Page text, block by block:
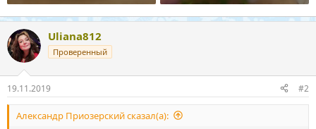
Uliana812
Проверенный
19.11.2019 #2
Александр Приозерский сказал(а):